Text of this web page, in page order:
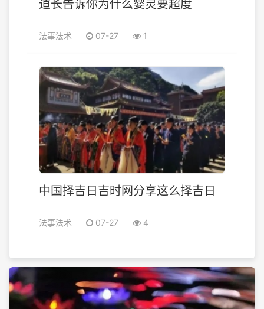
道长告诉你为什么婴灵要超度
法事法术 07-27 1
中国择吉日吉时网分享这么择吉日
法事法术 07-27 4